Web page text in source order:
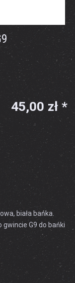
45,00 zł *
biała bańka.
G9 do bańki